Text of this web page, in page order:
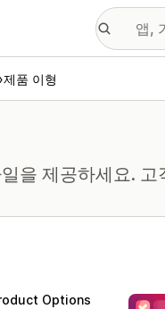
제품 이형
을 제공하세요.
Options